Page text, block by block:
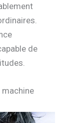
de